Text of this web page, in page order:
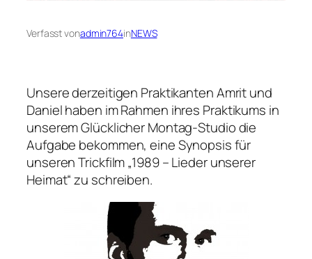
Verfasst vonadmin764inNEWS
Unsere derzeitigen Praktikanten Amrit und
Daniel haben im Rahmen ihres Praktikums in
unserem Glücklicher Montag-Studio die
Aufgabe bekommen, eine Synopsis für
unseren Trickfilm „1989 – Lieder unserer
Heimat“ zu schreiben.